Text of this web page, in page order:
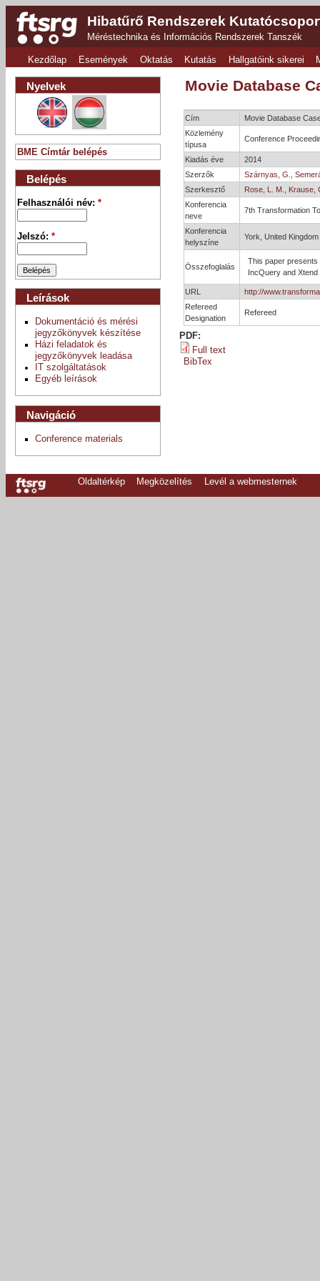
Hibatűrő Rendszerek
Méréstechnika és Információs Rendszerek Tanszék
Kezdőlap Események Oktatás Kutatás Hallgatóink sikerei
Movie Database
Cím
Movie Database
Közlemény
típusa
Conference
Kiadás éve
2014
Szerzők
Szárnyas, G.
Szerkesztő
Rose, L. M.
Krause,
Konferencia
neve
7th Transformation
Konferencia
helyszíne
York, United Kingdom
Összefoglalás
This paper presents
IncQuery and
URL
http://
Refereed
Designation
Refereed
PDF:
Full text
BibTex
Nyelvek
BME Címtár belépés
Belépés
Felhasználói név:*
Jelszó:*
Leírások
Dokumentáció és mérési
jegyzőkönyvek készítése
Házi feladatok és
jegyzőkönyvek leadása
IT szolgáltatások
Egyéb leírások
Navigáció
Conference materials
Oldaltérkép Megközelítés Levél a webmesternek